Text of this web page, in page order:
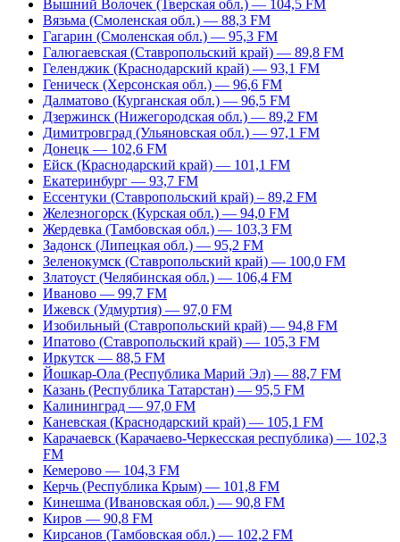
Вышний Волочек (Тверская обл.) — 104,5 FM
Вязьма (Смоленская обл.) — 88,3 FM
Гагарин (Смоленская обл.) — 95,3 FM
Галюгаевская (Ставропольский край) — 89,8 FM
Геленджик (Краснодарский край) — 93,1 FM
Геническ (Херсонская обл.) — 96,6 FM
Далматово (Курганская обл.) — 96,5 FM
Дзержинск (Нижегородская обл.) — 89,2 FM
Димитровград (Ульяновская обл.) — 97,1 FM
Донецк — 102,6 FM
Ейск (Краснодарский край) — 101,1 FM
Екатеринбург — 93,7 FM
Ессентуки (Ставропольский край) – 89,2 FM
Железногорск (Курская обл.) — 94,0 FM
Жердевка (Тамбовская обл.) — 103,3 FM
Задонск (Липецкая обл.) — 95,2 FM
Зеленокумск (Ставропольский край) — 100,0 FM
Златоуст (Челябинская обл.) — 106,4 FM
Иваново — 99,7 FM
Ижевск (Удмуртия) — 97,0 FM
Изобильный (Ставропольский край) — 94,8 FM
Ипатово (Ставропольский край) — 105,3 FM
Иркутск — 88,5 FM
Йошкар-Ола (Республика Марий Эл) — 88,7 FM
Казань (Республика Татарстан) — 95,5 FM
Калининград — 97,0 FM
Каневская (Краснодарский край) — 105,1 FM
Карачаевск (Карачаево-Черкесская республика) — 102,3
FM
Кемерово — 104,3 FM
Керчь (Республика Крым) — 101,8 FM
Кинешма (Ивановская обл.) — 90,8 FM
Киров — 90,8 FM
Кирсанов (Тамбовская обл.) — 102,2 FM